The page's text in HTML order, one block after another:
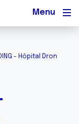
- Hôpital Dron